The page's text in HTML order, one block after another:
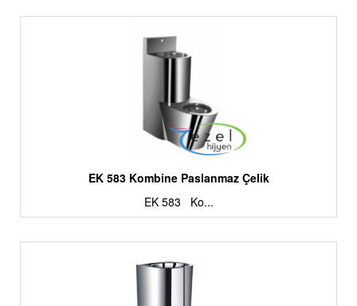
EK 583 Kombine Paslanmaz Çelik
EK 583 Ko...